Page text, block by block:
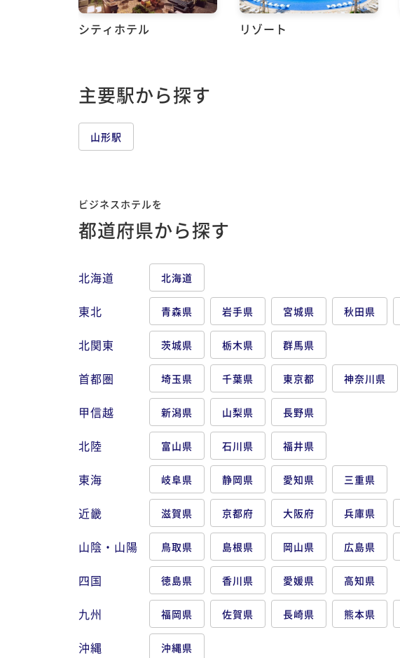
シティホテル リゾート
主要駅から探す
山形駅
ビジネスホテルを
都道府県から探す
北海道 北海道
東北 青森県 岩手県 宮城県 秋田県
北関東 茨城県 栃木県 群馬県
首都圏 埼玉県 千葉県 東京都 神奈川県
甲信越 新潟県 山梨県 長野県
北陸 富山県 石川県 福井県
東海 岐阜県 静岡県 愛知県 三重県
近畿 滋賀県 京都府 大阪府 兵庫県
山陰・山陽 鳥取県 島根県 岡山県 広島県
四国 徳島県 香川県 愛媛県 高知県
九州 福岡県 佐賀県 長崎県 熊本県
沖縄 沖縄県